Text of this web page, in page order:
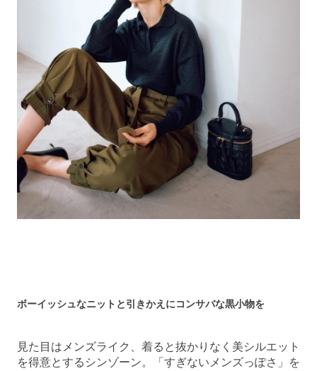
ボーイッシュなニットと引きかえにコンサバな黒小物を
見た目はメンズライク、着ると抜かりなく美シルエット
を得意とするシンゾーン。「すぎないメンズっぽさ」を